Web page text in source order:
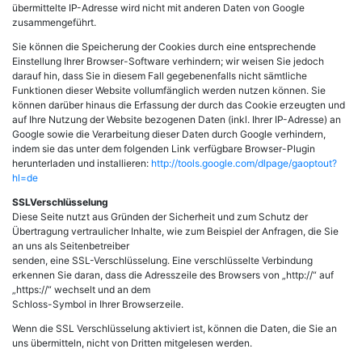
übermittelte IP-Adresse wird nicht mit anderen Daten von Google
zusammengeführt.
Sie können die Speicherung der Cookies durch eine entsprechende
Einstellung Ihrer Browser-Software verhindern; wir weisen Sie jedoch
darauf hin, dass Sie in diesem Fall gegebenenfalls nicht sämtliche
Funktionen dieser Website vollumfänglich werden nutzen können. Sie
können darüber hinaus die Erfassung der durch das Cookie erzeugten und
auf Ihre Nutzung der Website bezogenen Daten (inkl. Ihrer IP-Adresse) an
Google sowie die Verarbeitung dieser Daten durch Google verhindern,
indem sie das unter dem folgenden Link verfügbare Browser-Plugin
herunterladen und installieren: http://tools.google.com/dlpage/gaoptout?
hl=de
SSLVerschlüsselung
Diese Seite nutzt aus Gründen der Sicherheit und zum Schutz der
Übertragung vertraulicher Inhalte, wie zum Beispiel der Anfragen, die Sie
an uns als Seitenbetreiber
senden, eine SSL-Verschlüsselung. Eine verschlüsselte Verbindung
erkennen Sie daran, dass die Adresszeile des Browsers von „http://“ auf
„https://“ wechselt und an dem
Schloss-Symbol in Ihrer Browserzeile.
Wenn die SSL Verschlüsselung aktiviert ist, können die Daten, die Sie an
uns übermitteln, nicht von Dritten mitgelesen werden.